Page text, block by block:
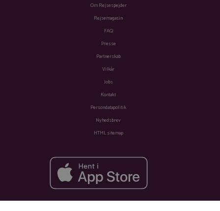
Om Rejsespejder
Rejsemagasin
FAQ
Presse
Partnerskab
Vilkår
Jobs
Kontakt
Persondatapolitik
Nyhedsbrev
HTML sitemap